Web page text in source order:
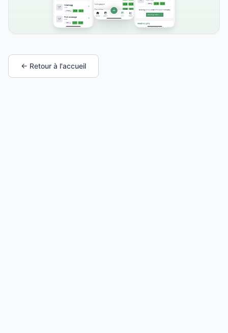
← Retour à l'accueil